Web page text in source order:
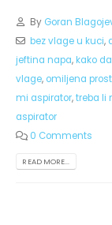
By Goran
bez vlage u kuci,
jeftina napa,kako
vlage, omiljena
mi aspirator,treba li
aspirator
0 Comments
READ MORE...